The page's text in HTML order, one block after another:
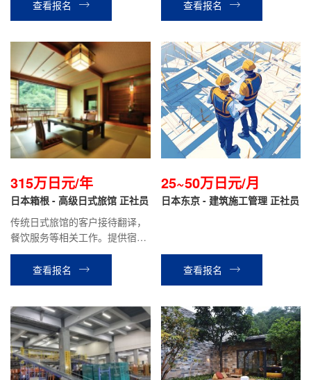
查看报名 查看报名
315万日元/年
日本箱根 - 高级日式旅馆 正社员
传统日式旅馆的客户接待翻译，
餐饮服务等相关工作。提供宿
舍，单人间|生活成本低，0压
力！正社员，績工作有保障|有带
薪体假，员工旅行，福利拉满！
查看报名
25~50万日元/月
日本东京 - 建筑施工管理 正社员
查看报名